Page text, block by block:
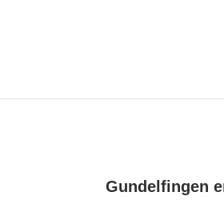
Gundelfingen